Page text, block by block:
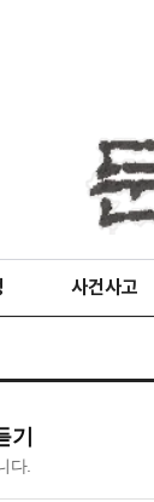
사건사고
기
다.